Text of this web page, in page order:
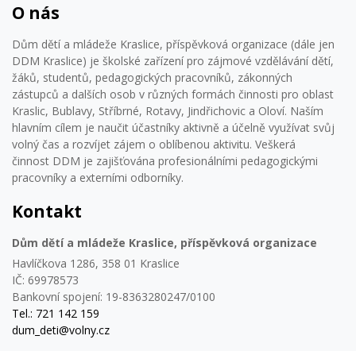
O nás
Dům dětí a mládeže Kraslice, příspěvková organizace (dále jen
DDM Kraslice) je školské zařízení pro zájmové vzdělávání dětí,
žáků, studentů, pedagogických pracovníků, zákonných
zástupců a dalších osob v různých formách činnosti pro oblast
Kraslic, Bublavy, Stříbrné, Rotavy, Jindřichovic a Oloví. Naším
hlavním cílem je naučit účastníky aktivně a účelně využívat svůj
volný čas a rozvíjet zájem o oblíbenou aktivitu. Veškerá
činnost DDM je zajišťována profesionálními pedagogickými
pracovníky a externími odborníky.
Kontakt
Dům dětí a mládeže Kraslice, příspěvková organizace
Havlíčkova 1286, 358 01 Kraslice
IČ: 69978573
Bankovní spojení: 19-8363280247/0100
Tel.: 721 142 159
dum_deti@volny.cz